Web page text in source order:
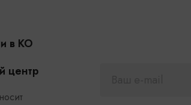
в КО
центр